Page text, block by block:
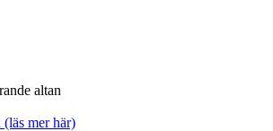
altan
mer här)